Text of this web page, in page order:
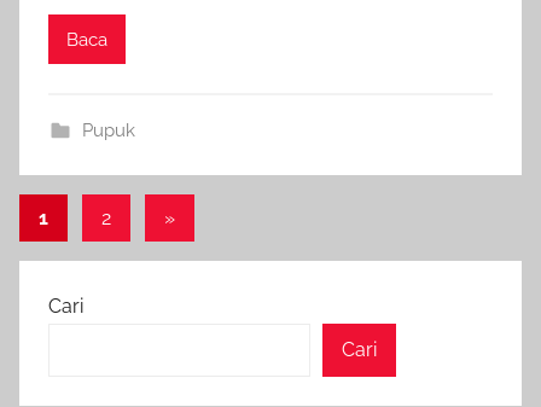
Baca
Pupuk
Paginasi
pos
1 2
Next
»
Cari
Cari